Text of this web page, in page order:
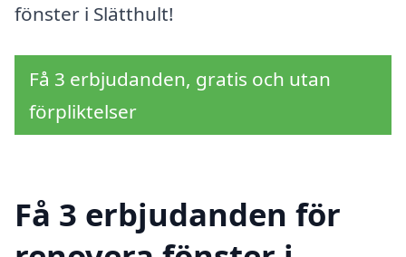
fönster i Slätthult!
Få 3 erbjudanden, gratis och utan
förpliktelser
Få 3 erbjudanden för